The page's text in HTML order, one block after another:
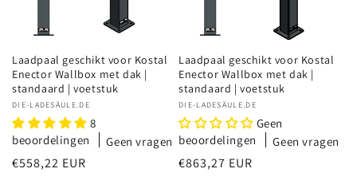
Laadpaal geschikt voor Kostal
Enector Wallbox met dak |
standaard | voetstuk
Verkoper:
DIE-LADESÄULE.DE
8
beoordelingen
Geen vragen
Normale
€558,22 EUR
Laadpaal geschikt voor Kostal
Enector Wallbox met dak |
standaard | voetstuk
Verkoper:
DIE-LADESÄULE.DE
Geen
beoordelingen
Geen vragen
Normale
€863,27 EUR